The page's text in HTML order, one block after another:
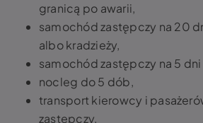
granicą po awarii,
samochód zastępczy na 20
albo kradzieży,
samochód zastępczy na 5
nocleg do 5 dób,
transport kierowcy i
zastępczy,